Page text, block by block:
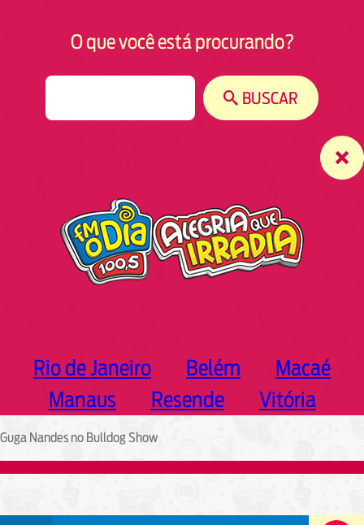
O que você está procurando?
BUSCAR
Rio de Janeiro Belém
Macaé
Manaus
Resende Vitória
Guga Nandes no Bulldog Show